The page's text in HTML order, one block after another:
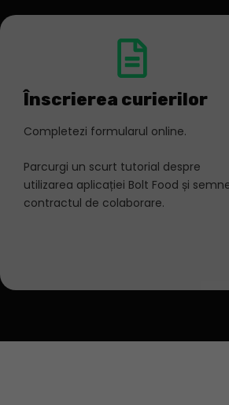
Înscrierea curierilor
Completezi formularul online.
Parcurgi un scurt tutorial despre
utilizarea aplicației Bolt Food și
contractul de colaborare.